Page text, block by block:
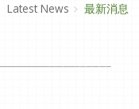
Latest News 最新消息